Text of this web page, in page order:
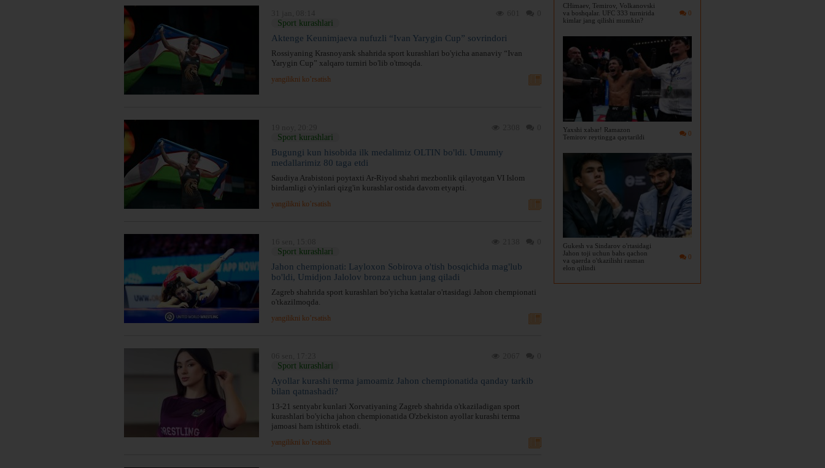
0
CHimaev, Temirov, Volkanovski
va boshqalar. UFC 333 turnirida
kimlar jang qilishi mumkin?
0
Yaxshi xabar! Ramazon
Temirov reytingga qaytarildi
0
Gukesh va Sindarov o'rtasidagi
Jahon toji uchun bahs qachon
va qaerda o'tkazilishi rasman
elon qilindi
Sport kurashlari
Aktenge Keunimjaeva nufuzli “Ivan Yarygin Cup” sovrindori
Rossiyaning Krasnoyarsk shahrida sport kurashlari bo'yicha ananaviy “Ivan
Yarygin Cup” xalqaro turniri bo'lib o'tmoqda.
yangilikni ko’rsatish
Sport kurashlari
Bugungi kun hisobida ilk medalimiz OLTIN bo'ldi. Umumiy
medallarimiz 80 taga etdi
Saudiya Arabistoni poytaxti Ar-Riyod shahri mezbonlik qilayotgan VI Islom
birdamligi o'yinlari qizg'in kurashlar ostida davom etyapti.
yangilikni ko’rsatish
Sport kurashlari
Jahon chempionati: Layloxon Sobirova o'tish bosqichida mag'lub
bo'ldi, Umidjon Jalolov bronza uchun jang qiladi
Zagreb shahrida sport kurashlari bo'yicha kattalar o'rtasidagi Jahon chempionati
o'tkazilmoqda.
yangilikni ko’rsatish
Sport kurashlari
Ayollar kurashi terma jamoamiz Jahon chempionatida qanday tarkib
bilan qatnashadi?
13-21 sentyabr kunlari Xorvatiyaning Zagreb shahrida o'tkaziladigan sport
kurashlari bo'yicha jahon chempionatida O'zbekiston ayollar kurashi terma
jamoasi ham ishtirok etadi.
yangilikni ko’rsatish